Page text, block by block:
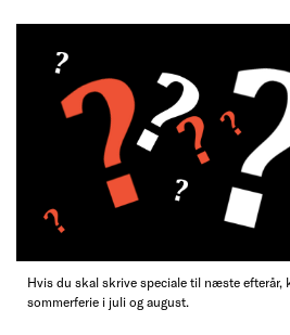
Hvis du skal skrive speciale til næste efterår,
sommerferie i juli og august.